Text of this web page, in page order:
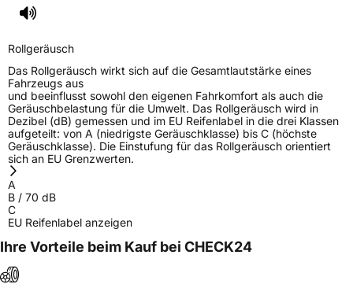
Rollgeräusch
Das Rollgeräusch wirkt sich auf die Gesamtlautstärke eines
Fahrzeugs aus
und beeinflusst sowohl den eigenen Fahrkomfort als auch die
Geräuschbelastung für die Umwelt. Das Rollgeräusch wird in
Dezibel (dB) gemessen und im EU Reifenlabel in die drei Klassen
aufgeteilt: von A (niedrigste Geräuschklasse) bis C (höchste
Geräuschklasse). Die Einstufung für das Rollgeräusch orientiert
sich an EU Grenzwerten.
A
B / 70 dB
C
EU Reifenlabel anzeigen
Ihre Vorteile beim Kauf bei CHECK24